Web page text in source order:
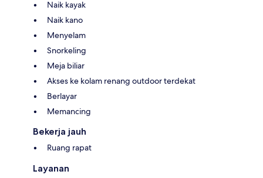
Naik kayak
Naik kano
Menyelam
Snorkeling
Meja biliar
Akses ke kolam renang outdoor terdekat
Berlayar
Memancing
Bekerja jauh
Ruang rapat
Layanan